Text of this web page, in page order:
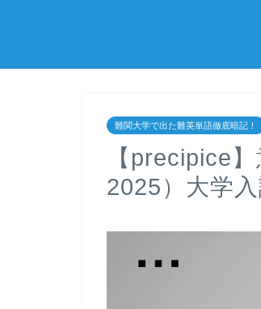
難関大学で出た難英単語徹底暗記！
【precipice
2025）大学